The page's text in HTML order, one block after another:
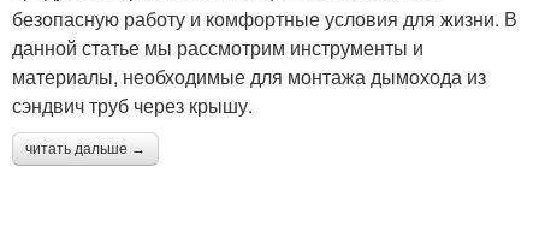
безопасную работу и комфортные условия для жизни. В
данной статье мы рассмотрим инструменты и
материалы, необходимые для монтажа дымохода из
сэндвич труб через крышу.
читать дальше →